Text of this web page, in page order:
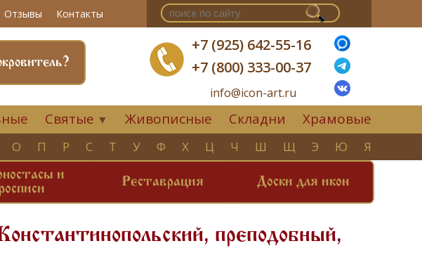
Отзывы Контакты
+7 (925) 642-55-16
+7 (800) 333-00-37
info@icon-art.ru
Святые ▼ Живописные Складни Храмовые
О П Р С Т У Ф Х Ц Ч Ш Щ Э Ю Я
и
росписи
Реставрация Доски для икон
преподобный,